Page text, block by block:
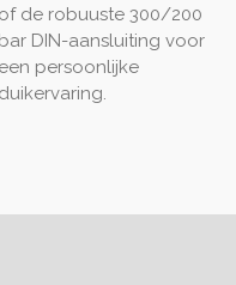
of de robuuste 300/200
bar DIN-aansluiting voor
een persoonlijke
duikervaring.